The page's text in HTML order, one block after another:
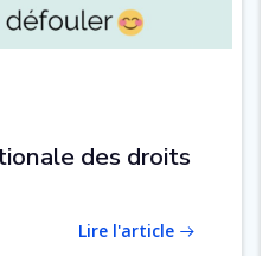
des droits
Lire l'article